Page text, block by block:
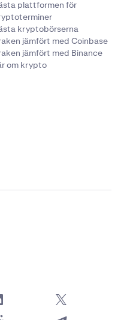
plattformen för
kryptobörserna
jämfört med Coinbase
jämfört med Binance
om krypto